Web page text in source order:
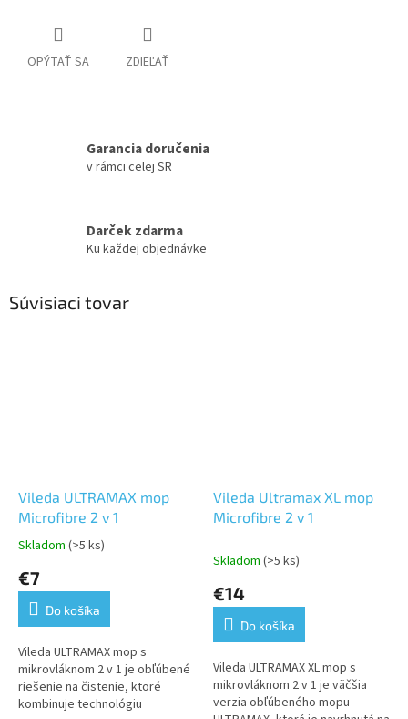
OPÝTAŤ SA ZDIEĽAŤ
Garancia doručenia
v rámci celej SR
Darček zdarma
Ku každej objednávke
Súvisiaci tovar
Vileda ULTRAMAX mop
Microfibre 2 v 1
Priemerné
produktu
5,0
5
hviezdičiek.
Skladom (>5 ks)
€7
Do košíka
Vileda ULTRAMAX mop s
mikrovláknom 2 v 1 je obľúbené
riešenie na čistenie, ktoré
kombinuje technológiu
Vileda Ultramax XL mop
Microfibre 2 v 1
Skladom (>5 ks)
€14
Do košíka
Vileda ULTRAMAX XL mop s
mikrovláknom 2 v 1 je väčšia
verzia obľúbeného mopu